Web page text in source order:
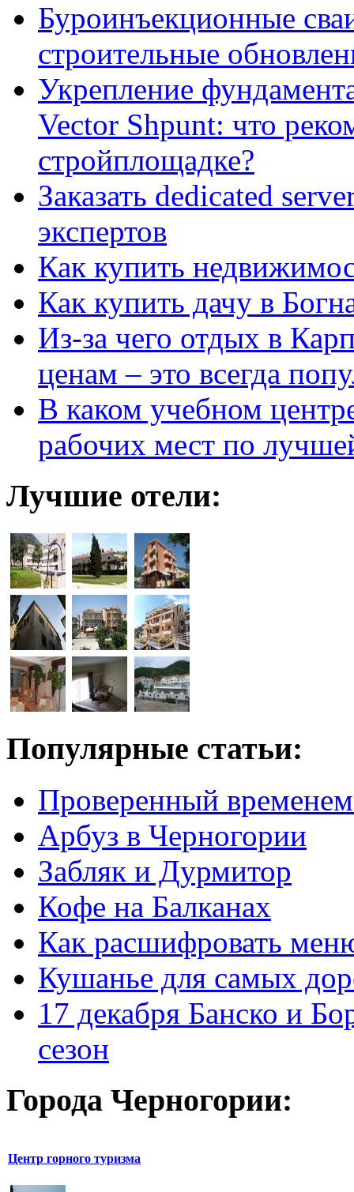
Буроинъекционные
строительные
Укрепление
Vector Shpunt: что
стройплощадке?
Заказать dedicated
экспертов
Как купить
Как купить дачу в
Из-за чего отдых в
ценам – это всегда
В каком учебном
рабочих мест по
Лучшие отели:
Популярные статьи:
Проверенный временем
Арбуз в Черногории
Забляк и Дурмитор
Кофе на Балканах
Как расшифровать
Кушанье для самых
17 декабря Банско и
сезон
Города Черногории:
Центр горного туризма